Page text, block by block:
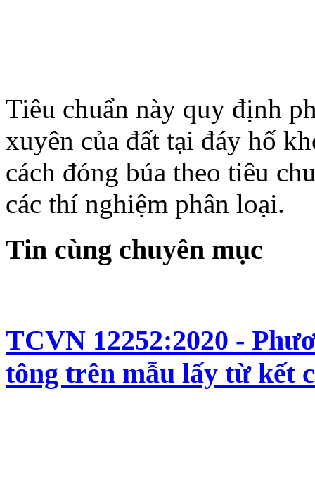
Tiêu chuẩn này quy định
xuyên của đất tại đáy hố
cách đóng búa theo tiêu
các thí nghiệm phân loại.
Tin cùng chuyên mục
TCVN 12252:2020 -
tông trên mẫu lấy từ kết